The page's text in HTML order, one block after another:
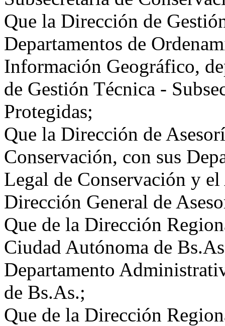
Que la Dirección de
Departamentos de
Información Geográfico,
de Gestión Técnica -
Protegidas;
Que la Dirección de
Conservación, con sus
Legal de Conservación y
Dirección General de
Que de la Dirección
Ciudad Autónoma de
Departamento
de Bs.As.;
Que de la Dirección